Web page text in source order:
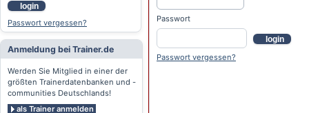
login
Passwort vergessen?
Anmeldung bei Trainer.de
Werden Sie Mitglied in einer der
größten Trainerdatenbanken und -
communities Deutschlands!
als Trainer anmelden
Passwort
login
Passwort vergessen?